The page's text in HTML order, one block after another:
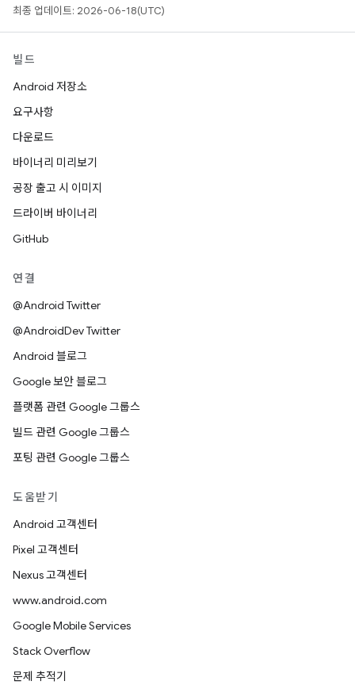
최종 업데이트: 2026-06-18(UTC)
빌드
Android 저장소
요구사항
다운로드
바이너리 미리보기
공장 출고 시 이미지
드라이버 바이너리
GitHub
연결
@Android Twitter
@AndroidDev Twitter
Android 블로그
Google 보안 블로그
플랫폼 관련 Google 그룹스
빌드 관련 Google 그룹스
포팅 관련 Google 그룹스
도움받기
Android 고객센터
Pixel 고객센터
Nexus 고객센터
www.android.com
Google Mobile Services
Stack Overflow
문제 추적기